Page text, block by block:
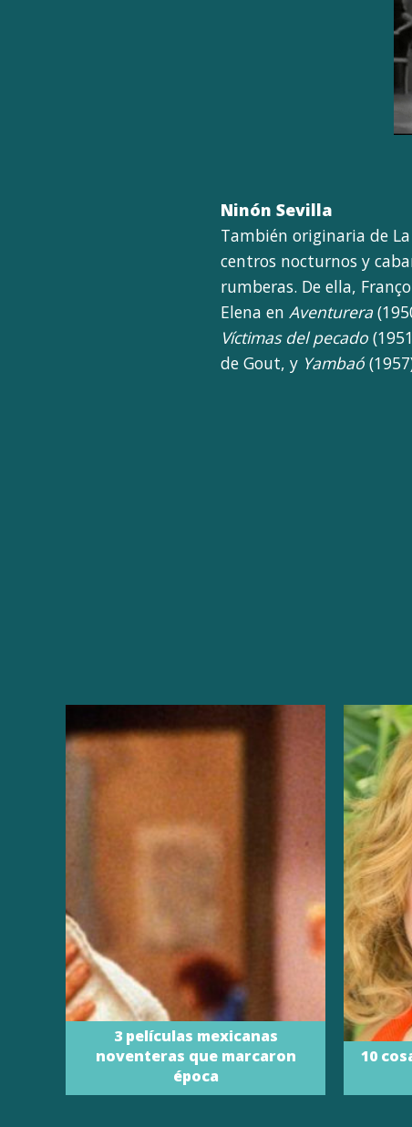
Ninón Sevilla
También originaria de
centros nocturnos y
rumberas. De ella,
Elena en Aventurera
Víctimas del pecado
de Gout, y Yambaó
3 películas mexicanas
noventeras que marcaron
época
10